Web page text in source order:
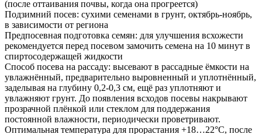
(после оттаивания почвы, когда она прогреется)
Подзимний посев: сухими семенами в грунт, октябрь-ноябрь,
в зависимости от региона
Предпосевная подготовка семян: для улучшения всхожести
рекомендуется перед посевом замочить семена на 10 минут в
спиртосодержащей жидкости
Способ посева на рассаду: высевают в рассадные ёмкости на
увлажнённый, предварительно выровненный и уплотнённый,
заделывая на глубину 0,2-0,3 см, ещё раз уплотняют и
увлажняют грунт. До появления всходов посевы накрывают
прозрачной плёнкой или стеклом для поддержания
постоянной влажности, периодически проветривают.
Оптимальная температура для прорастания +18…22°С, после